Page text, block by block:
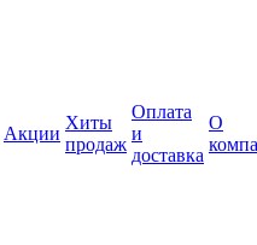
Акции
Хиты
продаж
Оплата
и
доставка
О